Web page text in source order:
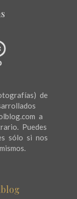
de
a
Puedes
sólo si nos